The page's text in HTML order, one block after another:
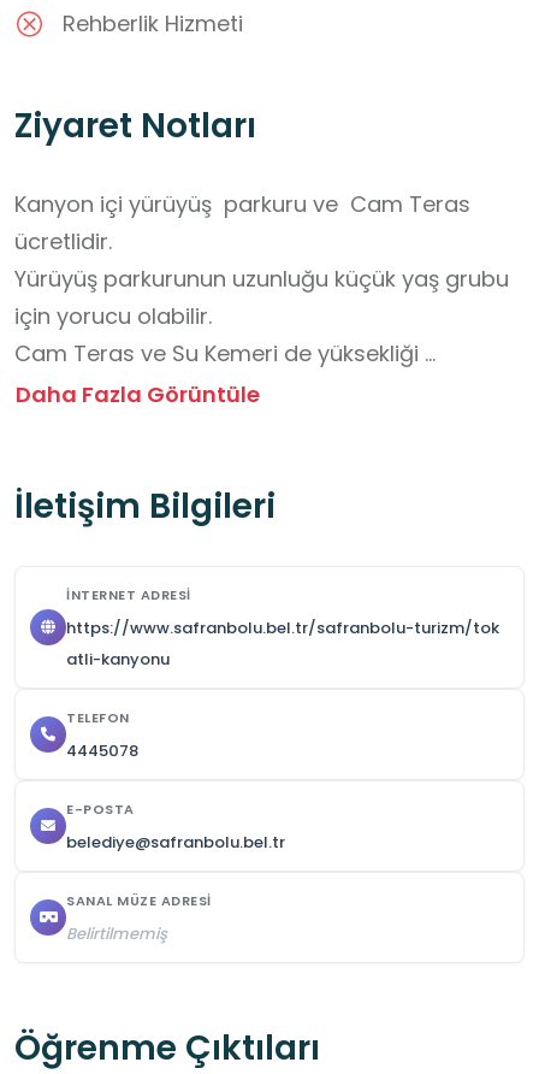
Rehberlik Hizmeti
Ziyaret Notları
Kanyon içi yürüyüş  parkuru ve  Cam Teras
ücretlidir.
Yürüyüş parkurunun uzunluğu küçük yaş grubu
için yorucu olabilir.
Cam Teras ve Su Kemeri de yüksekliği
sebebiyle dikkat edilmesi gereken mekanlardır.
Daha Fazla Görüntüle
İletişim Bilgileri
İNTERNET ADRESI
https://www.safranbolu.bel.tr/safranbolu-turizm/tok
atli-kanyonu
TELEFON
4445078
E-POSTA
belediye@safranbolu.bel.tr
SANAL MÜZE ADRESI
Belirtilmemiş
Öğrenme Çıktıları